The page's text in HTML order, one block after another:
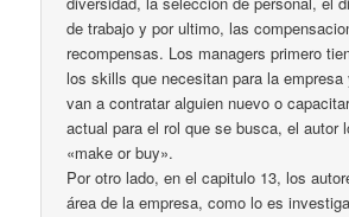
de trabajo y por ultimo, las
recompensas. Los managers primero
los skills que necesitan para la
van a contratar alguien nuevo o
actual para el rol que se busca, el autor
«make or buy».
Por otro lado, en el capitulo 13, los
área de la empresa, como lo es